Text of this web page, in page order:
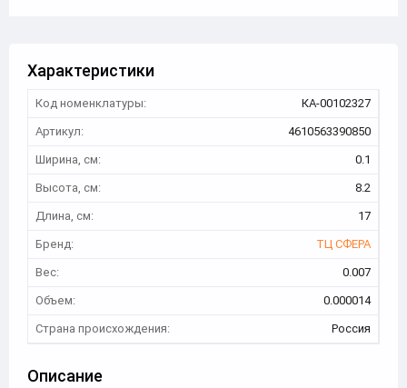
Характеристики
Код номенклатуры:
КА-00102327
Артикул:
4610563390850
Ширина, см:
0.1
Высота, см:
8.2
Длина, см:
17
Бренд:
ТЦ СФЕРА
Вес:
0.007
Объем:
0.000014
Страна происхождения:
Россия
Описание